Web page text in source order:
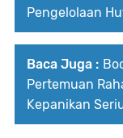
Pengelolaan
Baca Juga :
Pertemuan
Kepanikan